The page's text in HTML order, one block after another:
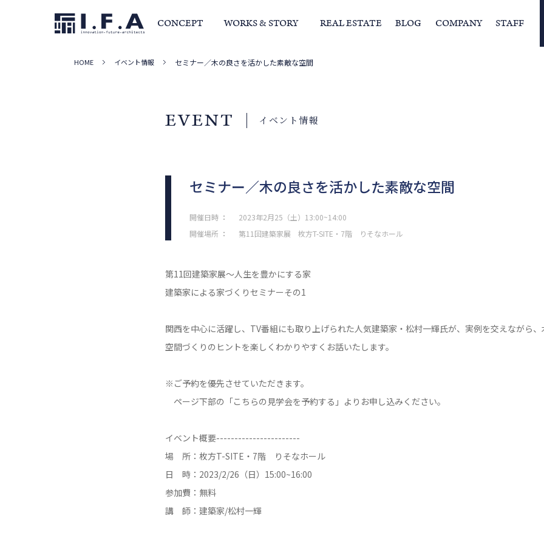
CONCEPT WORKS & STORY
事例集 家づくりストーリー
REAL ESTATE BLOG COMPANY
サービス・家づくりの流れ 室長からの挨拶
STAFF
HOME イベント情報 セミナー／木の良さを活かした素敵な空間
EVENT イベント情報
セミナー／木の良さを活かした素敵な空間
開催日時 ：
2023年2月25（土）13:00~14:00
開催場所 ： 第11回建築家展 枚方T-SITE・7階 りそなホール
第11回建築家展～人生を豊かにする家
建築家による家づくりセミナーその1
関西を中心に活躍し、TV番組にも取り上げられた人気建築家・松村一輝氏が、実例を交えながら
空間づくりのヒントを楽しくわかりやすくお話いたします。
※ご予約を優先させていただきます。
ページ下部の「こちらの見学会を予約する」よりお申し込みください。
イベント概要-----------------------
場 所：枚方T-SITE・7階 りそなホール
日 時：2023/2/26（日）15:00~16:00
参加費：無料
講 師：建築家/松村一輝